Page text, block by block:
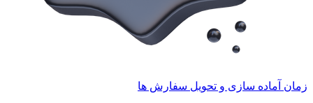
زمان آماده سازی و تحویل سفارش ها